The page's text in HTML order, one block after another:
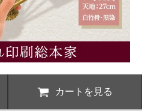
カートを見る